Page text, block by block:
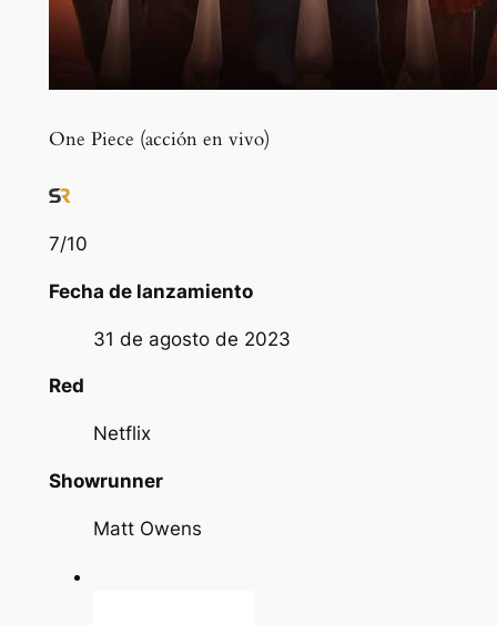
One Piece (acción en vivo)
7/10
Fecha de lanzamiento
31 de agosto de 2023
Red
Netflix
Showrunner
Matt Owens